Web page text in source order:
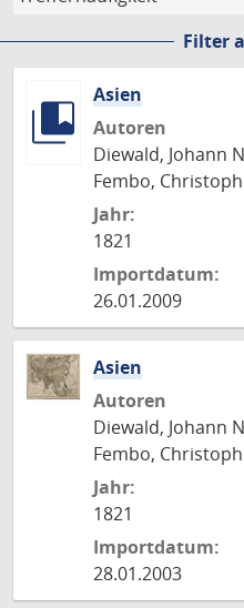
Filter
Asien
Autoren
Diewald, Johann
Fembo, Christoph
Jahr:
1821
Importdatum:
26.01.2009
Asien
Autoren
Diewald, Johann
Fembo, Christoph
Jahr:
1821
Importdatum:
28.01.2003